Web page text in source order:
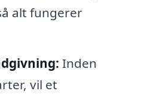
alt fungerer
Inden
vil et